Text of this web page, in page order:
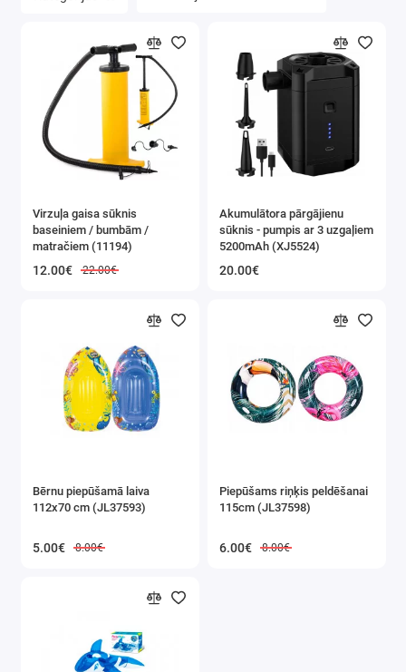
Termosi un termokrūzes
Pludmalei un peldēšanai
Saliekami krēsli / beņķi / soli
Saliekamas lāpstas / Cirvji / Naži
Virzuļa gaisa sūknis
baseiniem / bumbām /
matračiem (11194)
12.00€ 22.00€
Akumulātora pārgājienu
sūknis - pumpis ar 3 uzgaļiem
5200mAh (XJ5524)
20.00€
Bērnu piepūšamā laiva
112x70 cm (JL37593)
5.00€ 8.00€
Piepūšams riņķis peldēšanai
115cm (JL37598)
6.00€ 8.00€